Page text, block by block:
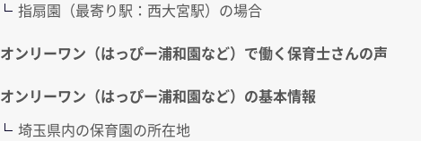
指扇園（最寄り駅：西大宮駅）の場合
オンリーワン（はっぴー浦和園など）で働く保育士さんの声
オンリーワン（はっぴー浦和園など）の基本情報
埼玉県内の保育園の所在地